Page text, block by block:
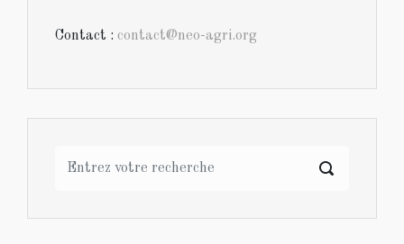
Contact : contact@neo-agri.org